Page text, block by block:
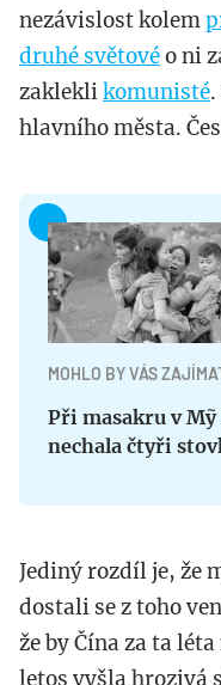
nezávislost kolem
druhé světovéo ni
zakleklikomunisté
hlavního města.
MOHLO BY VÁS
Při masakru v
nechala čtyři
Jediný rozdíl je, že
dostali se z toho
že by Čína za ta
letos vyšla hrozivá